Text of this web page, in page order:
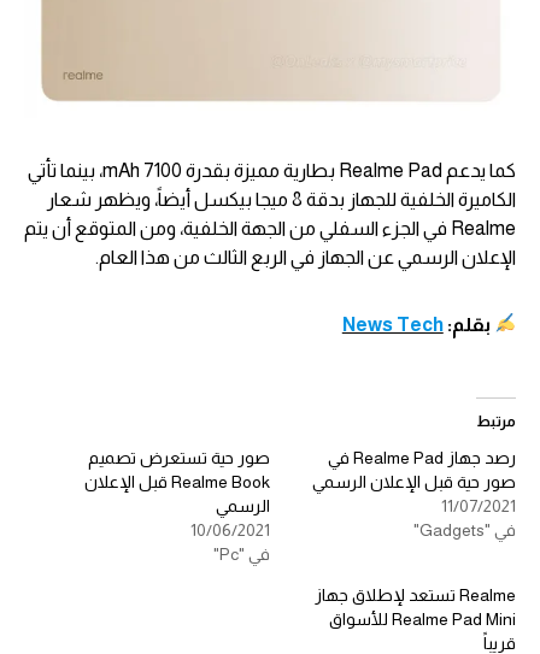
كما يدعم Realme Pad بطارية مميزة بقدرة 7100 mAh، بينما تأتي
الكاميرة الخلفية للجهاز بدقة 8 ميجا بيكسل أيضاً، ويظهر شعار
Realme في الجزء السفلي من الجهة الخلفية، ومن المتوقع أن يتم
الإعلان الرسمي عن الجهاز في الربع الثالث من هذا العام.
بقلم:News Tech
مرتبط
رصد جهاز Realme Pad في
صور حية قبل الإعلان الرسمي
11/07/2021
في "Gadgets"
صور حية تستعرض تصميم
Realme Book قبل الإعلان
الرسمي
10/06/2021
في "Pc"
Realme تستعد لإطلاق جهاز
Realme Pad Mini للأسواق
قريباً